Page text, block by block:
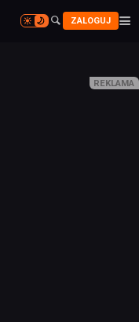

 ZALOGUJ 
